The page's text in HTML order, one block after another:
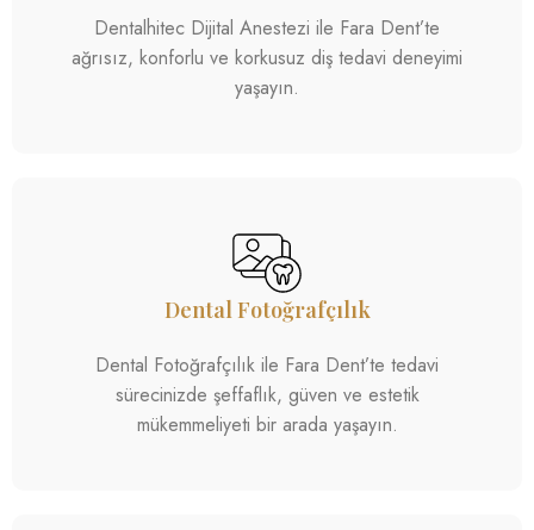
Dentalhitec Dijital Anestezi ile Fara Dent’te
ağrısız, konforlu ve korkusuz diş tedavi deneyimi
yaşayın.
Dental Fotoğrafçılık
Dental Fotoğrafçılık ile Fara Dent’te tedavi
sürecinizde şeffaflık, güven ve estetik
mükemmeliyeti bir arada yaşayın.